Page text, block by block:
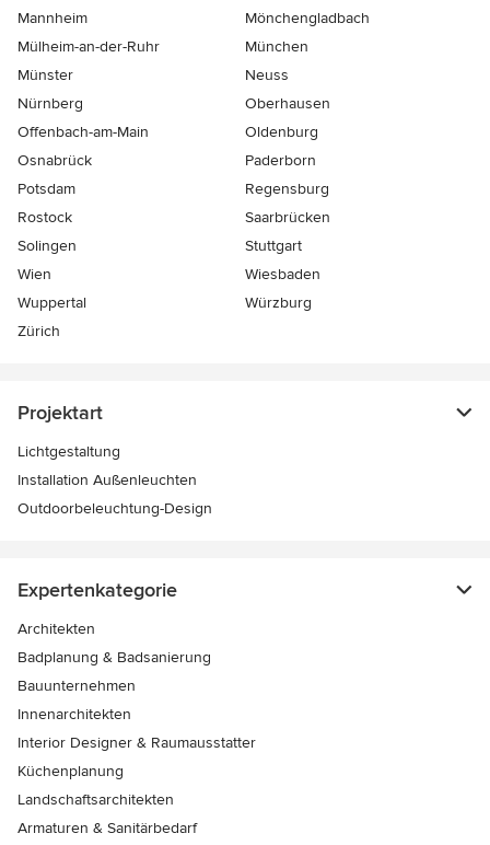
Mannheim
Mönchen­gladbach
Mülheim-an-der-Ruhr
München
Münster
Neuss
Nürnberg
Oberhausen
Offenbach-am-Main
Oldenburg
Osnabrück
Paderborn
Potsdam
Regensburg
Rostock
Saarbrücken
Solingen
Stuttgart
Wien
Wiesbaden
Wuppertal
Würzburg
Zürich
Projektart
Lichtgestaltung
Installation Außenleuchten
Outdoorbeleuchtung-Design
Expertenkategorie
Architekten
Badplanung & Badsanierung
Bauunternehmen
Innenarchitekten
Interior Designer & Raumausstatter
Küchenplanung
Landschaftsarchitekten
Armaturen & Sanitärbedarf